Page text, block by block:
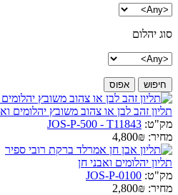
סוג יהלום
תליון זהב לבן או צהוב משובץ יהלומים
מק"ט: JOS-P-500 - T11843
מחיר: 4,800₪
תליון יהלומים ואבני חן
מק"ט: JOS-P-0100
מחיר: 2,800₪